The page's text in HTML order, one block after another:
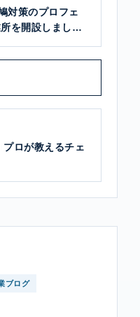
ブログ
対策のプロフェ
を開設しまし
ロが教えるチェ